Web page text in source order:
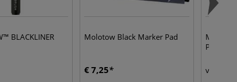
BLACKLINER
Molotow Black Marker Pad
€ 7,25 vanaf